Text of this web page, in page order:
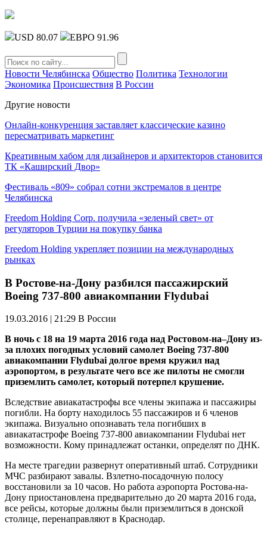
USD 80.07 ЕВРО 91.96
Новости Челябинска Общество Политика Технологии
Экономика Происшествия В России
Другие новости
Онлайн-конкуренция заставляет классические казино
пересматривать маркетинг
Креативным хабом для дизайнеров и архитекторов становится
ТК «Каширский Двор»
Фестиваль «809» собрал сотни экстремалов в центре
Челябинска
Freedom Holding Corp. получила «зеленый свет» от
регуляторов Турции на покупку банка
Freedom Holding укрепляет позиции на международных
рынках
В Ростове-на-Дону разбился пассажирский
Boeing 737-800 авиакомпании Flydubai
19.03.2016 | 21:29 В России
В ночь с 18 на 19 марта 2016 года над Ростовом-на–Дону из-
за плохих погодных условий самолет Boeing 737-800
авиакомпании Flydubaiдолгое время кружил над
аэропортом, в результате чего все же пилоты не смогли
приземлить самолет, который потерпел крушение.
Вследствие авиакатастрофы все члены экипажа и пассажиры
погибли. На борту находилось 55 пассажиров и 6 членов
экипажа. Визуально опознавать тела погибших в
авиакатастрофе Boeing 737-800 авиакомпании Flydubai нет
возможности. Кому принадлежат останки, определят по ДНК.
На месте трагедии развернут оперативный штаб. Сотрудники
МЧС разбирают завалы. Взлетно-посадочную полосу
восстановили за 10 часов. Но работа аэропорта Ростова-на-
Дону приостановлена предварительно до 20 марта 2016 года,
все рейсы, которые должны были приземлиться в донской
столице, перенаправляют в Краснодар.